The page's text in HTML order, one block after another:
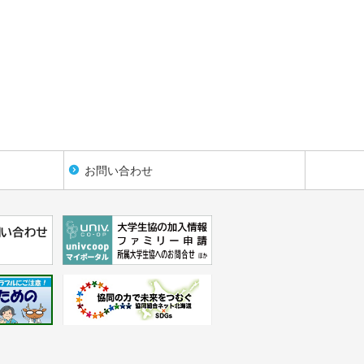
お問い合わせ